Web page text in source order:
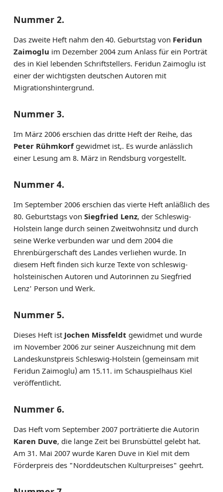
Nummer 2.
Das zweite Heft nahm den 40. Geburtstag von Feridun
Zaimoglu im Dezember 2004 zum Anlass für ein Porträt
des in Kiel lebenden Schriftstellers. Feridun Zaimoglu ist
einer der wichtigsten deutschen Autoren mit
Migrationshintergrund.
Nummer 3.
Im März 2006 erschien das dritte Heft der Reihe, das
Peter Rühmkorfgewidmet ist,. Es wurde anlässlich
einer Lesung am 8. März in Rendsburg vorgestellt.
Nummer 4.
Im September 2006 erschien das vierte Heft anläßlich des
80. Geburtstags von Siegfried Lenz, der Schleswig-
Holstein lange durch seinen Zweitwohnsitz und durch
seine Werke verbunden war und dem 2004 die
Ehrenbürgerschaft des Landes verliehen wurde. In
diesem Heft finden sich kurze Texte von schleswig-
holsteinischen Autoren und Autorinnen zu Siegfried
Lenz' Person und Werk.
Nummer 5.
Dieses Heft ist Jochen Missfeldt gewidmet und wurde
im November 2006 zur seiner Auszeichnung mit dem
Landeskunstpreis Schleswig-Holstein (gemeinsam mit
Feridun Zaimoglu) am 15.11. im Schauspielhaus Kiel
veröffentlicht.
Nummer 6.
Das Heft vom September 2007 porträtierte die Autorin
Karen Duve, die lange Zeit bei Brunsbüttel gelebt hat.
Am 31. Mai 2007 wurde Karen Duve in Kiel mit dem
Förderpreis des "Norddeutschen Kulturpreises" geehrt.